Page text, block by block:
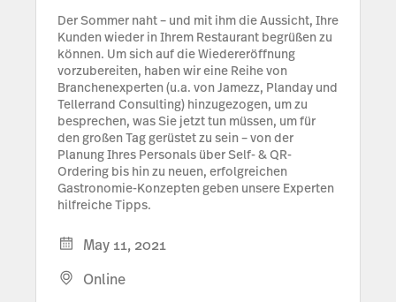
Der Sommer naht – und mit ihm die Aussicht, Ihre
Kunden wieder in Ihrem Restaurant begrüßen zu
können. Um sich auf die Wiedereröffnung
vorzubereiten, haben wir eine Reihe von
Branchenexperten (u.a. von Jamezz, Planday und
Tellerrand Consulting) hinzugezogen, um zu
besprechen, was Sie jetzt tun müssen, um für
den großen Tag gerüstet zu sein – von der
Planung Ihres Personals über Self- & QR-
Ordering bis hin zu neuen, erfolgreichen
Gastronomie-Konzepten geben unsere Experten
hilfreiche Tipps.
May 11, 2021
Online